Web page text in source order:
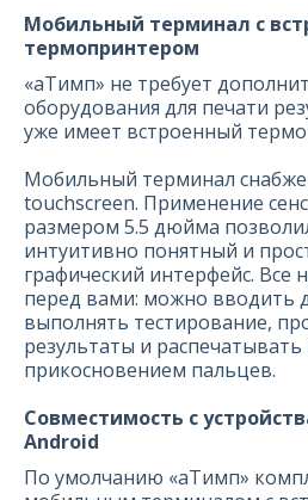
Мобильный терминал с
термопринтером
«аТимп» не требует
оборудования для печати
уже имеет встроенный
Мобильный терминал
touchscreen. Применение
размером 5.5 дюйма
интуитивно понятный и
графический интерфейс.
перед вами: можно вводить
выполнять тестирование,
результаты и
прикосновением пальцев.
Совместимость с
Android
По умолчанию «аТимп»